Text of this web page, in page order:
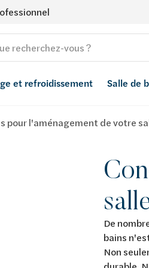
et refroidissement Salle de
pour l'aménagement de votre
De
bains
Non